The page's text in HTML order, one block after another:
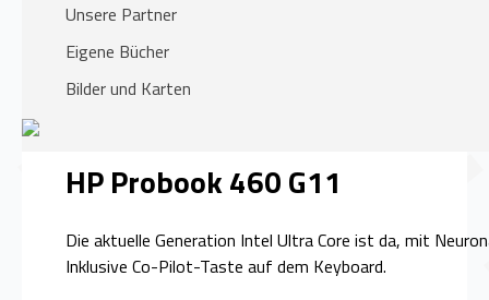
Unsere Partner
Eigene Bücher
Bilder und Karten
HP Probook 460 G11
Die aktuelle Generation Intel Ultra Core ist da, mit
Inklusive Co-Pilot-Taste auf dem Keyboard.